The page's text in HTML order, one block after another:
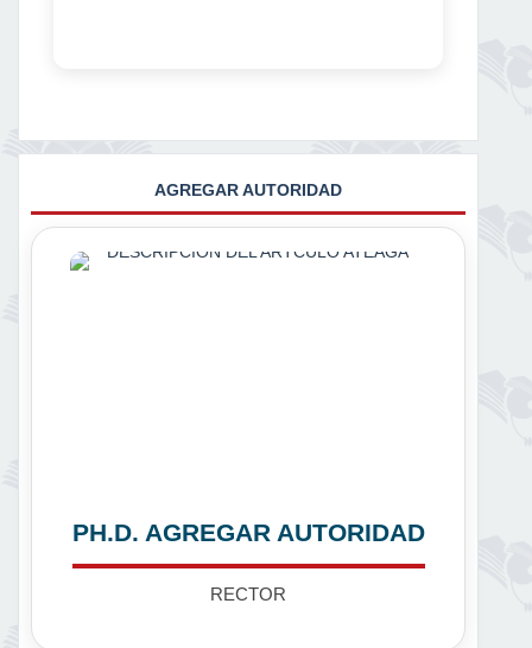
AGREGAR AUTORIDAD
PH.D. AGREGAR AUTORIDAD
RECTOR